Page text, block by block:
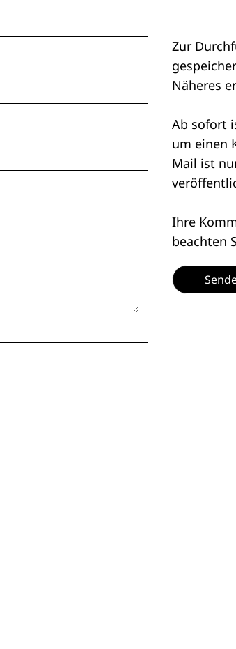
Zur
Näheres
Ab sofort
um einen
Mail ist
Ihre
beachten